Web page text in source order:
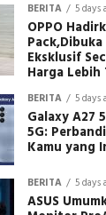
BERITA 5 days
OPPO
Eksklusif
Harga
BERITA 5 days
Galaxy A27
5G:
Kamu yang
BERITA 5 days
ASUS